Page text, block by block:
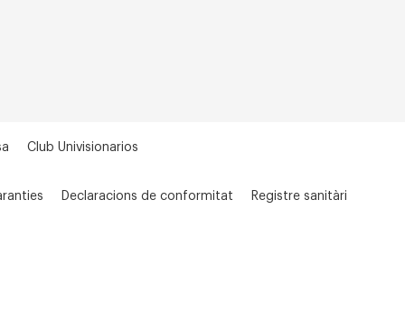
Club Univisionarios
Declaracions de conformitat Registre sanitàri